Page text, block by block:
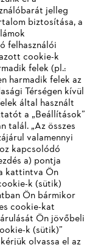
tájékoztató
unterstützen. Für
wir Ihnen, zu
jelleg
biztosítása, a
felhasználói
cookie-k
felek (pl.:
harmadik felek az
Térségen kívül
által használt
a „Beállítások”
talál. „Az összes
valamennyi
kapcsolódó
a) pontja
kattintva Ön
k (sütik)
Ön bármikor
cookie-kat
Ön jövőbeli
k (sütik)”
olvassa el az